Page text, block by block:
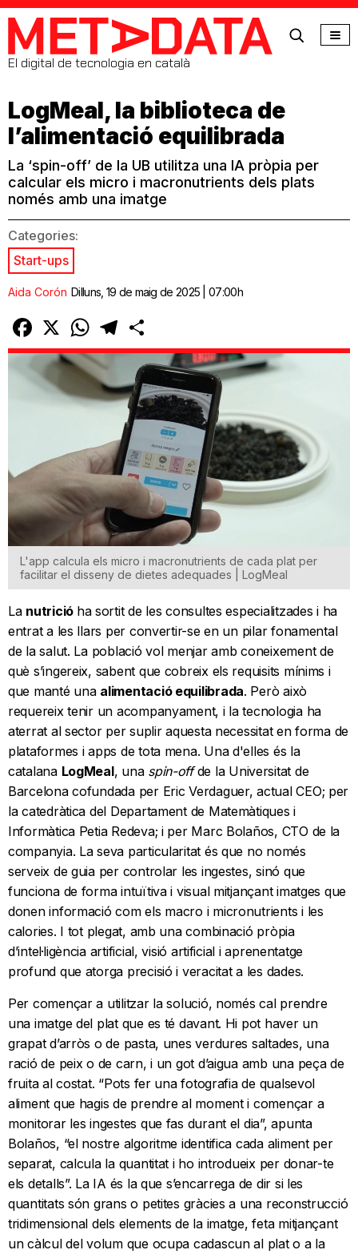
MetaData
El digital de tecnologia en català
LogMeal, la biblioteca de
l’alimentació equilibrada
La ‘spin-off’ de la UB utilitza una IA pròpia per
calcular els micro i macronutrients dels plats
només amb una imatge
Categories:
Start-ups
Aida Corón Dilluns, 19 de maig de 2025 | 07:00h
Facebook
X WhatsAppTelegram
L'app calcula els micro i macronutrients de cada plat per
facilitar el disseny de dietes adequades | LogMeal
La nutrició ha sortit de les consultes especialitzades i ha
entrat a les llars per convertir-se en un pilar fonamental
de la salut. La població vol menjar amb coneixement de
què s’ingereix, sabent que cobreix els requisits mínims i
que manté una alimentació equilibrada. Però això
requereix tenir un acompanyament, i la tecnologia ha
aterrat al sector per suplir aquesta necessitat en forma de
plataformes i apps de tota mena. Una d'elles és la
catalana LogMeal, una spin-offde la Universitat de
Barcelona cofundada per Eric Verdaguer, actual CEO; per
la catedràtica del Departament de Matemàtiques i
Informàtica Petia Redeva; i per Marc Bolaños, CTO de la
companyia. La seva particularitat és que no només
serveix de guia per controlar les ingestes, sinó que
funciona de forma intuïtiva i visual mitjançant imatges que
donen informació com els macro i micronutrients i les
calories. I tot plegat, amb una combinació pròpia
d’intel·ligència artificial, visió artificial i aprenentatge
profund que atorga precisió i veracitat a les dades.
Per començar a utilitzar la solució, només cal prendre
una imatge del plat que es té davant. Hi pot haver un
grapat d’arròs o de pasta, unes verdures saltades, una
ració de peix o de carn, i un got d’aigua amb una peça de
fruita al costat. “Pots fer una fotografia de qualsevol
aliment que hagis de prendre al moment i començar a
monitorar les ingestes que fas durant el dia”, apunta
Bolaños, “el nostre algoritme identifica cada aliment per
separat, calcula la quantitat i ho introdueix per donar-te
els detalls”. La IA és la que s’encarrega de dir si les
quantitats són grans o petites gràcies a una reconstrucció
tridimensional dels elements de la imatge, feta mitjançant
un càlcul del volum que ocupa cadascun al plat o a la